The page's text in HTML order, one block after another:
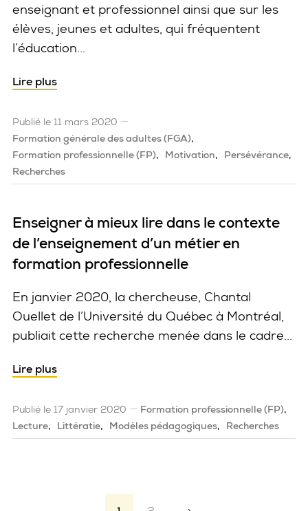
enseignant et professionnel ainsi que sur les
élèves, jeunes et adultes, qui fréquentent
l’éducation...
Lire plus
Publié le 11 mars 2020
Formation générale des adultes (FGA)
Formation professionnelle (FP)
Motivation
Persévérance
Recherches
Enseigner à mieux lire dans le contexte
de l’enseignement d’un métier en
formation professionnelle
En janvier 2020, la chercheuse, Chantal
Ouellet de l’Université du Québec à Montréal,
publiait cette recherche menée dans le cadre...
Lire plus
Publié le 17 janvier 2020
Formation professionnelle (FP)
Lecture
Littératie Modèles pédagogiques Recherches
Pagination